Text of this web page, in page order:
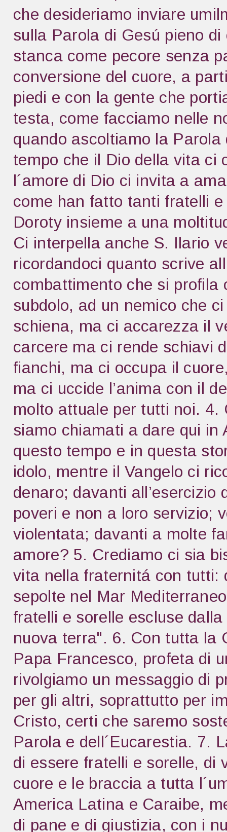
che desideriamo inviare
sulla Parola di Gesú pieno
stanca come pecore senza
conversione del cuore, a
piedi e con la gente che
testa, come facciamo nelle
quando ascoltiamo la
tempo che il Dio della vita ci
l´amore di Dio ci invita a
come han fatto tanti fratelli
Doroty insieme a una
Ci interpella anche S. Ilario
ricordandoci quanto scrive
combattimento che si profila
subdolo, ad un nemico che
schiena, ma ci accarezza il
carcere ma ci rende schiavi
fianchi, ma ci occupa il
ma ci uccide l’anima con il
molto attuale per tutti noi. 4.
siamo chiamati a dare qui
questo tempo e in questa
idolo, mentre il Vangelo ci
denaro; davanti
poveri e non a loro servizio;
violentata; davanti a molte
amore? 5. Crediamo ci sia
vita nella fraternitá con tutti:
sepolte nel Mar
fratelli e sorelle escluse
nuova terra". 6. Con tutta la
Papa Francesco, profeta di
rivolgiamo un messaggio di
per gli altri, soprattutto per
Cristo, certi che saremo
Parola e dell´Eucarestia. 7.
di essere fratelli e sorelle, di
cuore e le braccia a tutta
America Latina e Caraibe,
di pane e di giustizia, con i